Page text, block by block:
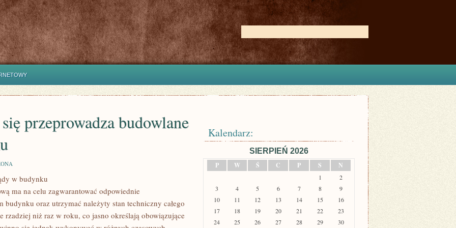
przeprowadza budowlane
w budynku
ma na celu zagwarantować odpowiednie
oraz utrzymać należyty stan techniczny całego
rzadziej niż raz w roku, co jasno określają obowiązujące
Kalendarz:
SIERPIEŃ 2026
P
W Ś C P S N
1
2
3
4 5 6 7 8
9
10
11 12 13 14 15
16
17
18 19 20 21 22
23
24
25 26 27 28 29
30